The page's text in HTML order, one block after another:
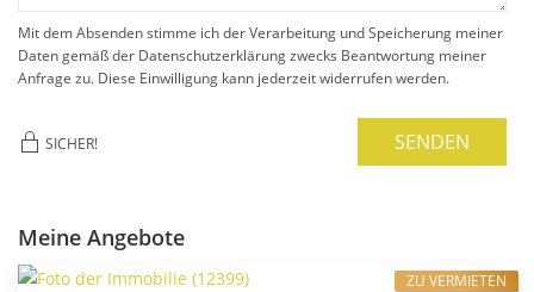
Mit dem Absenden stimme ich der Verarbeitung und Speicherung meiner
Daten gemäß der Datenschutzerklärung zwecks Beantwortung meiner
Anfrage zu. Diese Einwilligung kann jederzeit widerrufen werden.
SICHER! SENDEN
Meine Angebote
ZU VERMIETEN